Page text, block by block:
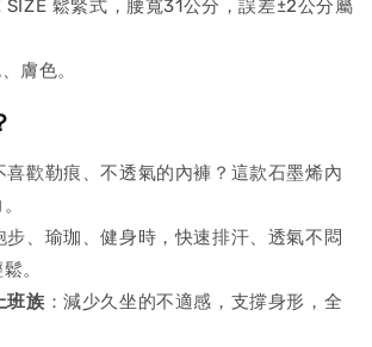
SIZE 鬆緊式，腰寬31公分，誤差±2公分屬
膚色。
喜歡勒痕、不透氣的內褲？這款石墨烯內
步、瑜珈、健身時，快速排汗、透氣不悶
。
班族 ：減少久坐的不適感，支撐身形，全